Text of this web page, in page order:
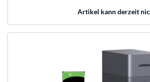
Artikel kann derzeit